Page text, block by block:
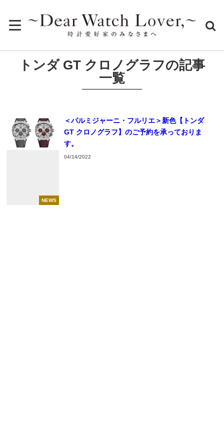
トンダ GT クロノグラフの記事
一覧
NEWS
＜パルミジャーニ・フルリエ＞新色【トンダ
GT クロノグラフ】のご予約を承っておりま
す。
04/14/2022